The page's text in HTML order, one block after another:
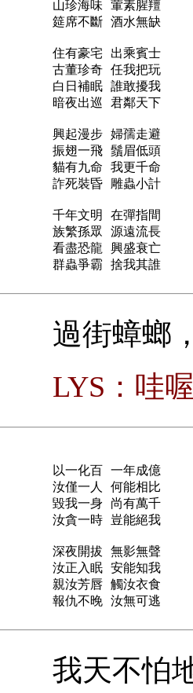
山珍海味 葷素腥羶
筵席不斷 酒水無缺
住有豪宅 出乘賓士
古董珍奇 任我把玩
白日補眠 誰敢擾我
暗夜出巡 君鄰天下
興起漫步 婦孺走避
振翅一飛 鬚眉低頭
貓有九命 我更千命
詐死裝昏 雕蟲小計
千年文明 在彈指間
族繁孫眾 源遠流長
看盡恐龍 興盛衰亡
群蟲爭霸 捨我其誰
過街蟑螂
LYS：哇
以一化百 一年成億
汝僅一人 何能相比
毀我一身 尚有萬千
汝貪一時 豈能絕我
深夜開拔 無影無聲
汝正入眠 安能知我
親汝芳唇 觸汝衣食
報仇不晚 汝無可逃
我天不怕